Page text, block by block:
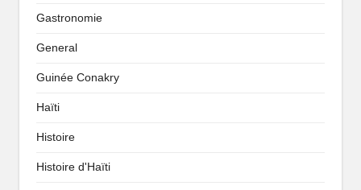
Gastronomie
General
Guinée Conakry
Haïti
Histoire
Histoire d'Haïti